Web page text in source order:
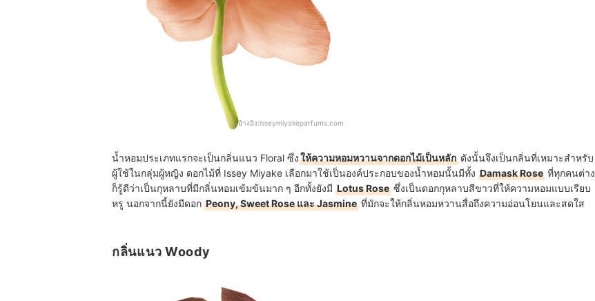
อ้างอิง:isseymiyakeparfums.com
น้ำหอมประเภทแรกจะเป็นกลิ่นแนว Floral ซึ่งให้ความหอมหวานจากดอกไม้เป็นหลัก ดังนั้นจึงเป็นกลิ่นที่เหมาะสำหรับ
ผู้ใช้ในกลุ่มผู้หญิง ดอกไม้ที่ Issey Miyake เลือกมาใช้เป็นองค์ประกอบของน้ำหอมนั้นมีทั้ง Damask Rose ที่ทุกคนต่าง
ก็รู้ดีว่าเป็นกุหลาบที่มีกลิ่นหอมเข้มข้นมาก ๆ อีกทั้งยังมี Lotus Rose ซึ่งเป็นดอกกุหลาบสีขาวที่ให้ความหอมแบบเรียบ
หรู นอกจากนี้ยังมีดอก Peony, Sweet Rose และ Jasmine ที่มักจะให้กลิ่นหอมหวานสื่อถึงความอ่อนโยนและสดใส
กลิ่นแนว Woody